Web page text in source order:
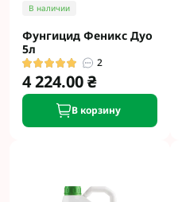
В наличии
Фунгицид Феникс Дуо
5л
2
4 224.00 ₴
В корзину